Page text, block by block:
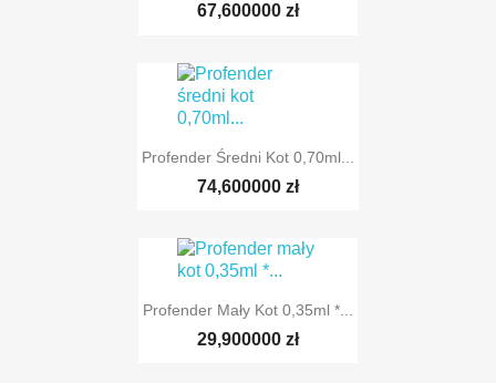
67,600000 zł
Profender Średni Kot 0,70ml...
74,600000 zł
Profender Mały Kot 0,35ml *...
29,900000 zł